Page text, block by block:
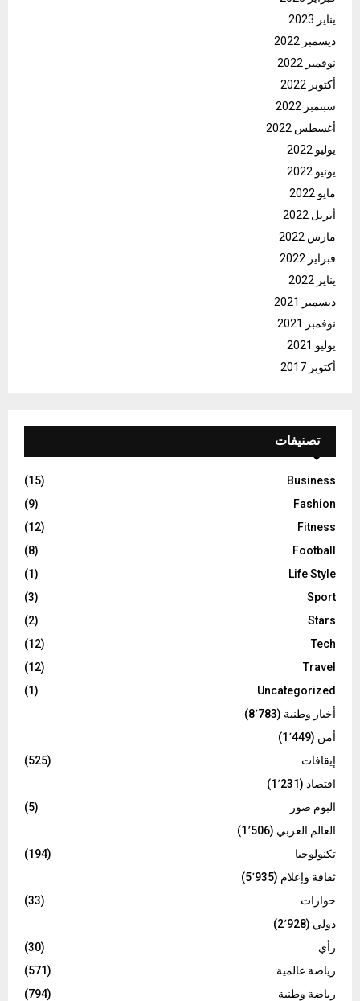
يناير 2023
ديسمبر 2022
نوفمبر 2022
أكتوبر 2022
سبتمبر 2022
أغسطس 2022
يوليو 2022
يونيو 2022
مايو 2022
أبريل 2022
مارس 2022
فبراير 2022
يناير 2022
ديسمبر 2021
نوفمبر 2021
يوليو 2021
أكتوبر 2017
تصنيفات
Business
(15)
Fashion
(9)
Fitness
(12)
Football
(8)
Life Style
(1)
Sport
(3)
Stars
(2)
Tech
(12)
Travel
(12)
Uncategorized
(1)
أخبار وطنية (8٬783)
أمن (1٬449)
إيقافات
(525)
اقتصاد (1٬231)
البوم صور
(5)
العالم العربي (1٬506)
تكنولوجيا
(194)
ثقافة وإعلام (5٬935)
حوارات
(33)
دولي (2٬928)
رأي
(30)
رياضة عالمية
(571)
رياضة وطنية
(794)